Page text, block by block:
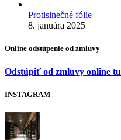
Protislnečné fólie
8. januára 2025
Online odstúpenie od zmluvy
Odstúpiť od zmluvy online tu
INSTAGRAM